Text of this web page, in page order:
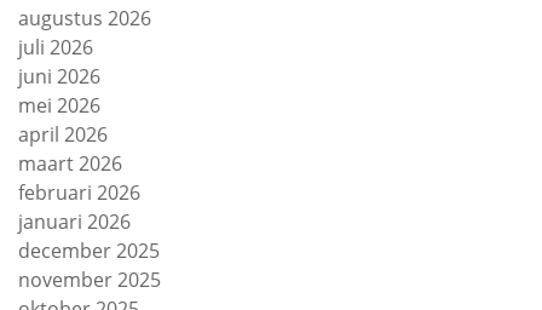
augustus 2026
juli 2026
juni 2026
mei 2026
april 2026
maart 2026
februari 2026
januari 2026
december 2025
november 2025